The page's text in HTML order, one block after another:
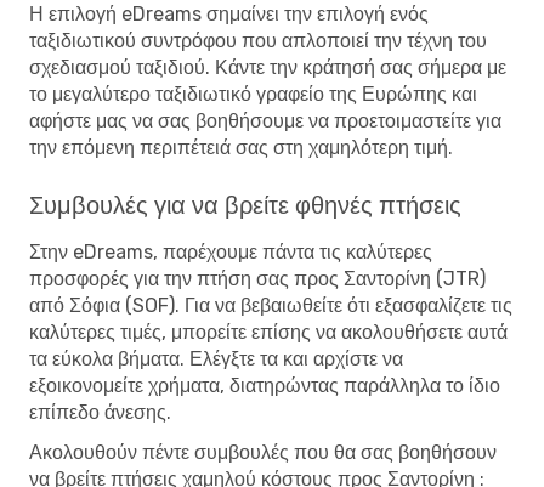
Η επιλογή eDreams σημαίνει την επιλογή ενός
ταξιδιωτικού συντρόφου που απλοποιεί την τέχνη του
σχεδιασμού ταξιδιού. Κάντε την κράτησή σας σήμερα με
το μεγαλύτερο ταξιδιωτικό γραφείο της Ευρώπης και
αφήστε μας να σας βοηθήσουμε να προετοιμαστείτε για
την επόμενη περιπέτειά σας στη χαμηλότερη τιμή.
Συμβουλές για να βρείτε φθηνές πτήσεις
Στην eDreams, παρέχουμε πάντα τις καλύτερες
προσφορές για την πτήση σας προς Σαντορίνη (JTR)
από Σόφια (SOF). Για να βεβαιωθείτε ότι εξασφαλίζετε τις
καλύτερες τιμές, μπορείτε επίσης να ακολουθήσετε αυτά
τα εύκολα βήματα. Ελέγξτε τα και αρχίστε να
εξοικονομείτε χρήματα, διατηρώντας παράλληλα το ίδιο
επίπεδο άνεσης.
Ακολουθούν πέντε συμβουλές που θα σας βοηθήσουν
να βρείτε πτήσεις χαμηλού κόστους προς Σαντορίνη :